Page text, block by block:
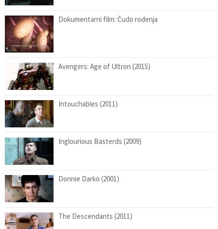
Dokumentarni film: Čudo rođenja
Avengers: Age of Ultron (2015)
Intouchables (2011)
Inglourious Basterds (2009)
Donnie Darko (2001)
The Descendants (2011)